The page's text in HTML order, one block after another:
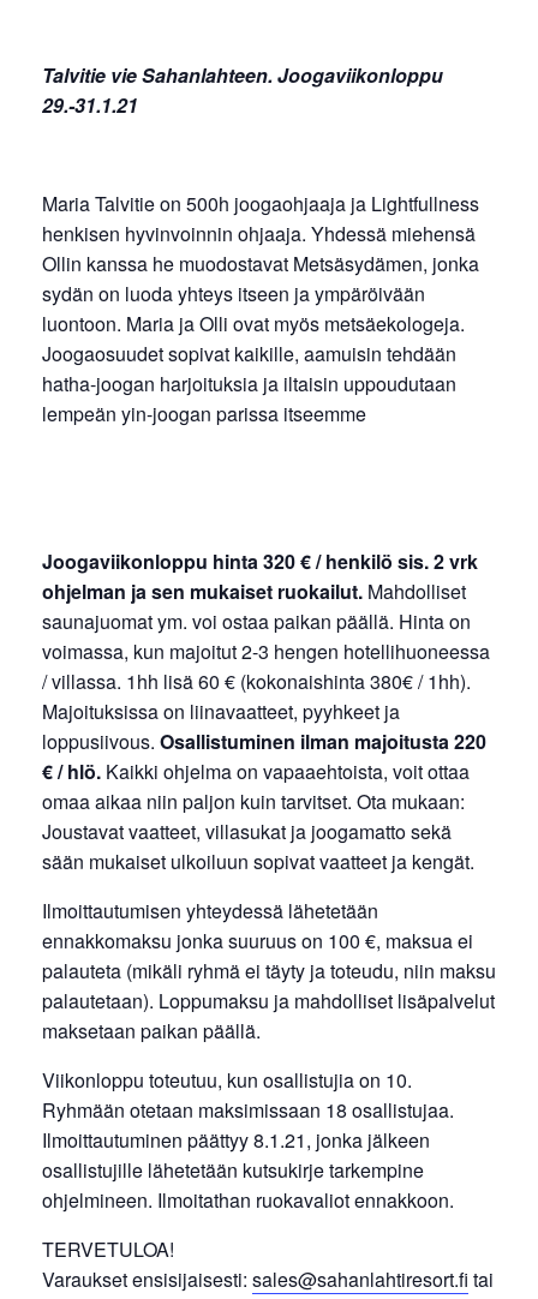
Talvitie vie Sahanlahteen. Joogaviikonloppu
29.-31.1.21
Maria Talvitie on 500h joogaohjaaja ja Lightfullness
henkisen hyvinvoinnin ohjaaja. Yhdessä miehensä
Ollin kanssa he muodostavat Metsäsydämen, jonka
sydän on luoda yhteys itseen ja ympäröivään
luontoon. Maria ja Olli ovat myös metsäekologeja.
Joogaosuudet sopivat kaikille, aamuisin tehdään
hatha-joogan harjoituksia ja iltaisin uppoudutaan
lempeän yin-joogan parissa itseemme
Joogaviikonloppu hinta 320 € / henkilö sis. 2 vrk
ohjelman ja sen mukaiset ruokailut. Mahdolliset
saunajuomat ym. voi ostaa paikan päällä. Hinta on
voimassa, kun majoitut 2-3 hengen hotellihuoneessa
/ villassa. 1hh lisä 60 € (kokonaishinta 380€ / 1hh).
Majoituksissa on liinavaatteet, pyyhkeet ja
loppusiivous. Osallistuminen ilman majoitusta 220
€ / hlö. Kaikki ohjelma on vapaaehtoista, voit ottaa
omaa aikaa niin paljon kuin tarvitset. Ota mukaan:
Joustavat vaatteet, villasukat ja joogamatto sekä
sään mukaiset ulkoiluun sopivat vaatteet ja kengät.
Ilmoittautumisen yhteydessä lähetetään
ennakkomaksu jonka suuruus on 100 €, maksua ei
palauteta (mikäli ryhmä ei täyty ja toteudu, niin maksu
palautetaan). Loppumaksu ja mahdolliset lisäpalvelut
maksetaan paikan päällä.
Viikonloppu toteutuu, kun osallistujia on 10.
Ryhmään otetaan maksimissaan 18 osallistujaa.
Ilmoittautuminen päättyy 8.1.21, jonka jälkeen
osallistujille lähetetään kutsukirje tarkempine
ohjelmineen. Ilmoitathan ruokavaliot ennakkoon.
TERVETULOA!
Varaukset ensisijaisesti: sales@sahanlahtiresort.fi tai